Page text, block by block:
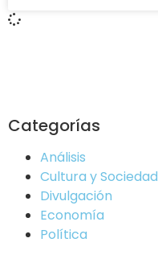
Categorías
Análisis
Cultura y Sociedad
Divulgación
Economía
Política